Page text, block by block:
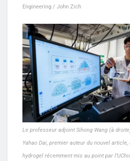
Engineering / John Zich
Le professeur adjoint Sihong Wang (à
Yahao Dai, premier auteur du nouvel
hydrogel récemment mis au point par